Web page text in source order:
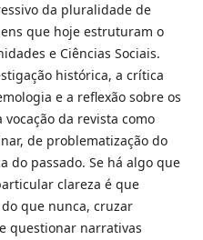
da pluralidade de
que hoje estruturam o
e Ciências Sociais.
histórica, a crítica
e a reflexão sobre os
da revista como
de problematização do
do passado. Se há algo que
clareza é que
que nunca, cruzar
questionar narrativas